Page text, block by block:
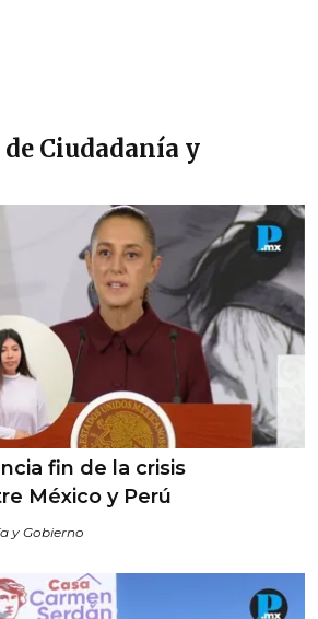
Ciudadanía y
fin de la crisis
México y Perú
y Gobierno